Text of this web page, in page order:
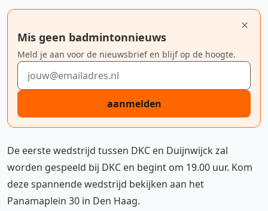
Mis geen badmintonnieuws
Meld je aan voor de nieuwsbrief en blijf op de hoogte.
E-mailadres
aanmelden
De eerste wedstrijd tussen DKC en Duijnwijck zal
worden gespeeld bij DKC en begint om 19.00 uur. Kom
deze spannende wedstrijd bekijken aan het
Panamaplein 30 in Den Haag.